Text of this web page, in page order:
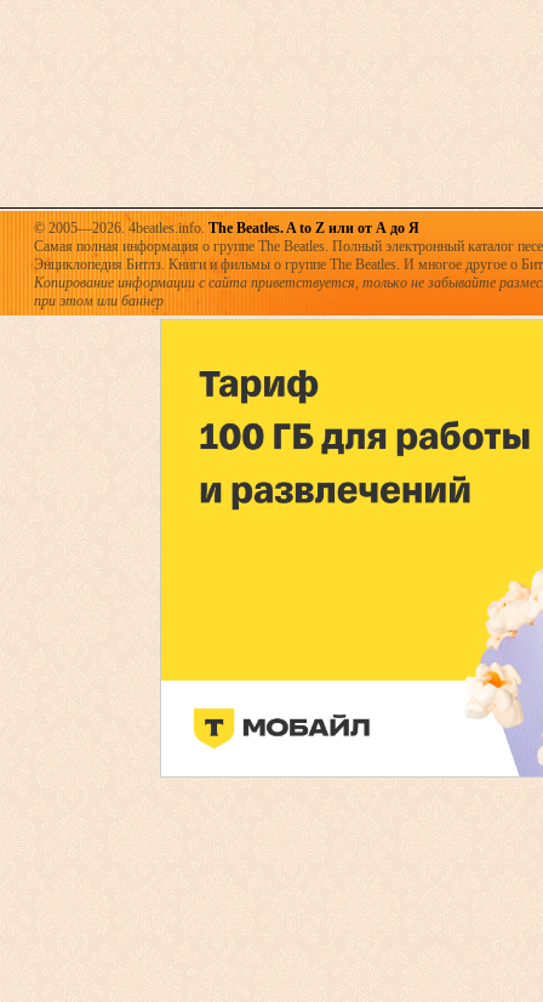
© 2005—2026. 4beatles.info. The Beatles. A to Z или от А до Я
Самая полная информация о группе The Beatles. Полный электронный каталог
Энциклопедия Битлз. Книги и фильмы о группе The Beatles. И многое другое о
Копирование информации с сайта приветствуется, только не забывайте
при этом или баннер